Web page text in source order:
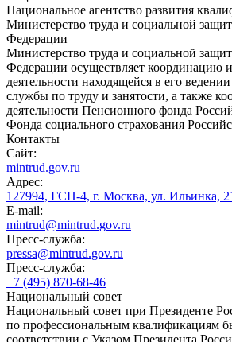
Национальное агентство развития
Министерство труда и социальной
Федерации
Министерство труда и социальной
Федерации осуществляет координацию
деятельности находящейся в его
службы по труду и занятости, а также
деятельности Пенсионного фонда
Фонда социального страхования
Контакты
Сайт:
mintrud.gov.ru
Адрес:
127994, ГСП-4, г. Москва, ул. Ильинка,
E-mail:
mintrud@mintrud.gov.ru
Пресс-служба:
pressa@mintrud.gov.ru
Пресс-служба:
+7 (495) 870-68-46
Национальный совет
Национальный совет при Президенте
по профессиональным квалификациям
соответствии с Указом Президента